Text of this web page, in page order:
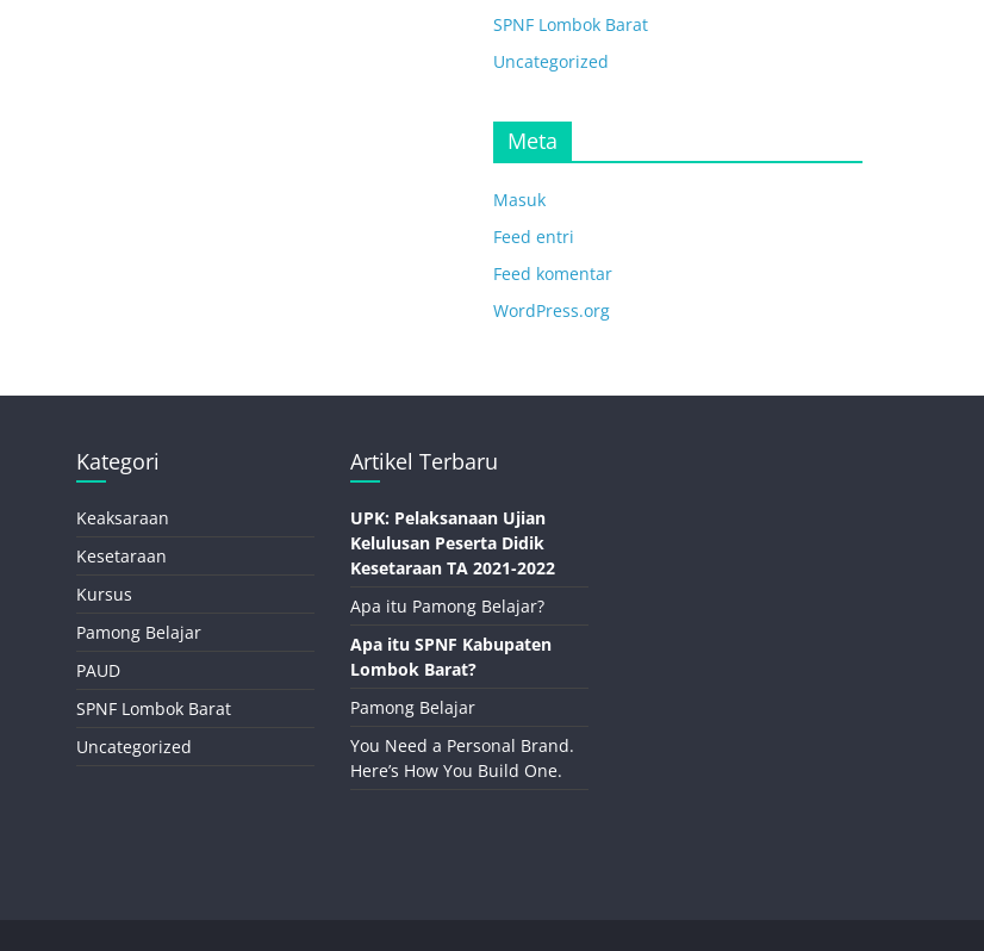
SPNF Lombok Barat
Uncategorized
Meta
Masuk
Feed entri
Feed komentar
WordPress.org
Kategori
Keaksaraan
Kesetaraan
Kursus
Pamong Belajar
PAUD
SPNF Lombok Barat
Uncategorized
Artikel Terbaru
UPK: Pelaksanaan Ujian
Kelulusan Peserta Didik
Kesetaraan TA 2021-2022
Apa itu Pamong Belajar?
Apa itu SPNF Kabupaten
Lombok Barat?
Pamong Belajar
You Need a Personal Brand.
Here’s How You Build One.